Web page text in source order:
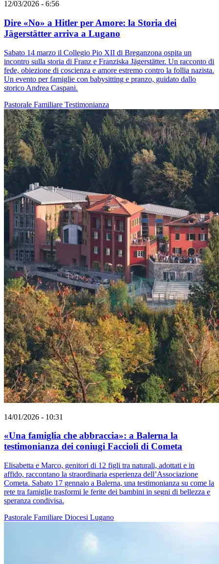
12/03/2026 - 6:56
Dire «No» a Hitler per Amore: la Storia dei
Jägerstätter arriva a Lugano
Sabato 14 marzo il Collegio Pio XII di Breganzona ospita un
incontro sulla storia di Franz e Franziska Jägerstätter. Un racconto di
fede, obiezione di coscienza e amore estremo contro la follia nazista.
Un evento per famiglie con babysitting e pranzo, guidato dallo
storico Andrea Caspani.
Pastorale Familiare Testimonianza
14/01/2026 - 10:31
«Una famiglia che abbraccia»: a Balerna la
testimonianza dei coniugi Faccioli di Cometa
Elisabetta e Marco, genitori di 12 figli tra naturali, adottati e in
affido, raccontano la straordinaria esperienza dell’Associazione
Cometa. Sabato 17 gennaio a Balerna, una testimonianza su come la
rete tra famiglie trasformi le ferite dei bambini in segni di bellezza e
speranza condivisa.
Pastorale Familiare Diocesi Lugano